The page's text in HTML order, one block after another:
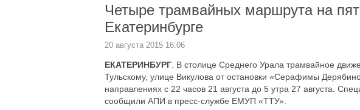
Четыре трамвайных маршрута на
Екатеринбурге
20 августа 2015 16:06
ЕКАТЕРИНБУРГ . В столице Среднего Урала трамвайное
Тульскому, улице Викулова от остановки «Серафимы
направлениях с 22 часов 21 августа до 5 утра 27 августа.
сообщили АПИ в пресс-службе ЕМУП «ТТУ».